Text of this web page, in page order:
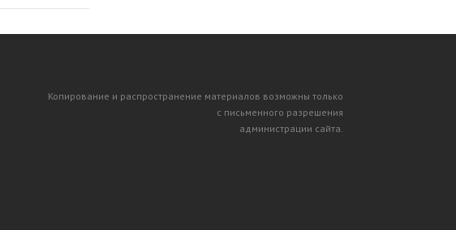
Копирование и распространение материалов возможны только
с письменного разрешения
администрации сайта.